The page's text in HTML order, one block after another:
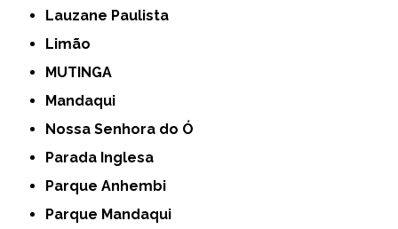
Lauzane Paulista
Limão
MUTINGA
Mandaqui
Nossa Senhora do Ó
Parada Inglesa
Parque Anhembi
Parque Mandaqui